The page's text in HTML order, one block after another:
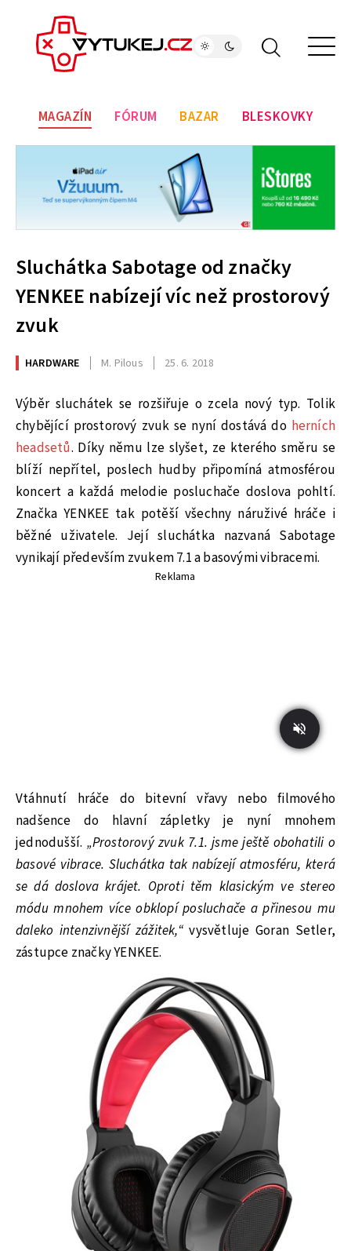
MAGAZÍN FÓRUM BAZAR BLESKOVKY
Sluchátka Sabotage od značky
YENKEE nabízejí víc než prostorový
zvuk
HARDWARE M. Pilous 25. 6. 2018
Výběr sluchátek se rozšiřuje o zcela nový typ. Tolik
chybějící prostorový zvuk se nyní dostává do herních
headsetů. Díky němu lze slyšet, ze kterého směru se
blíží nepřítel, poslech hudby připomíná atmosférou
koncert a každá melodie posluchače doslova pohltí.
Značka YENKEE tak potěší všechny náruživé hráče i
běžné uživatele. Její sluchátka nazvaná Sabotage
vynikají především zvukem 7.1 a basovými vibracemi.
Reklama
Vtáhnutí hráče do bitevní vřavy nebo filmového
nadšence do hlavní zápletky je nyní mnohem
jednodušší. „Prostorový zvuk 7.1. jsme ještě obohatili o
basové vibrace. Sluchátka tak nabízejí atmosféru, která
se dá doslova krájet. Oproti těm klasickým ve stereo
módu mnohem více obklopí posluchače a přinesou mu
daleko intenzivnější zážitek,“vysvětluje Goran Setler,
zástupce značky YENKEE.